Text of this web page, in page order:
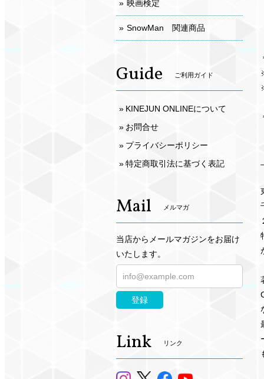
映画検定
SnowMan 関連商品
Guide ご利用ガイド
KINEJUN ONLINEについて
お問合せ
プライバシーポリシー
特定商取引法に基づく表記
Mail メルマガ
当店からメールマガジンをお届け
いたします。
登録
Link リンク